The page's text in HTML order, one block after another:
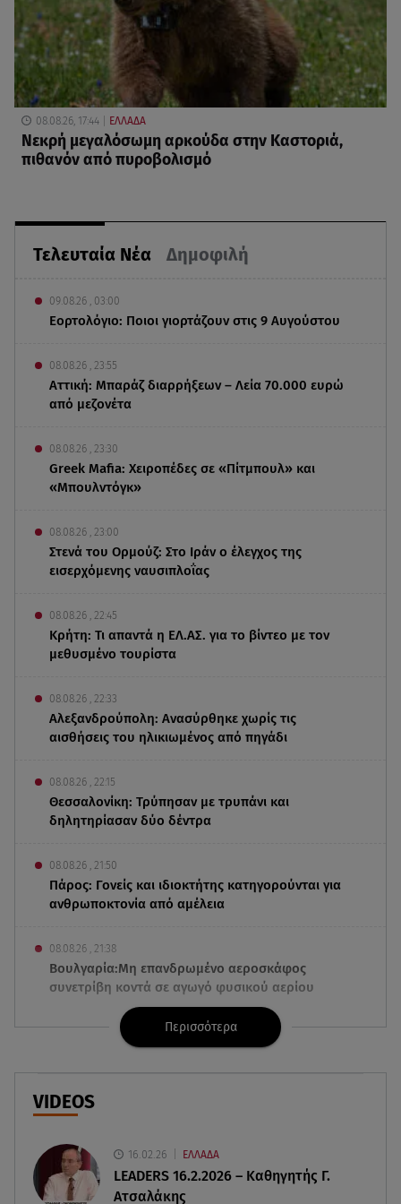
Τελευταία Νέα Δημοφιλή
09.08.26 , 03:00
Εορτολόγιο: Ποιοι γιορτάζουν στις 9 Αυγούστου
08.08.26 , 23:55
Αττική: Μπαράζ διαρρήξεων – Λεία 70.000 ευρώ
από μεζονέτα
08.08.26 , 23:30
Greek Mafia: Χειροπέδες σε «Πίτμπουλ» και
«Μπουλντόγκ»
08.08.26 , 23:00
Στενά του Ορμούζ: Στο Ιράν ο έλεγχος της
εισερχόμενης ναυσιπλοΐας
08.08.26 , 22:45
Κρήτη: Τι απαντά η ΕΛ.ΑΣ. για το βίντεο με τον
μεθυσμένο τουρίστα
08.08.26 , 22:33
Αλεξανδρούπολη: Ανασύρθηκε χωρίς τις
αισθήσεις του ηλικιωμένος από πηγάδι
08.08.26 , 22:15
Θεσσαλονίκη: Τρύπησαν με τρυπάνι και
δηλητηρίασαν δύο δέντρα
08.08.26 , 21:50
Πάρος: Γονείς και ιδιοκτήτης κατηγορούνται για
ανθρωποκτονία από αμέλεια
08.08.26 , 21:38
Βουλγαρία:Μη επανδρωμένο αεροσκάφος
συνετρίβη κοντά σε αγωγό φυσικού αερίου
08.08.26 , 21:32
Φωτιά στην Αττικοβοιωτία: Ενέργεια ίση με έξι
ατομικές βόμβες
08.08.26 , 21:20
από τη νέα συμμαχία
08.08.26 , 19:19
Περισσότερα
VIDEOS
16.02.26 ΕΛΛΑΔΑ
LEADERS 16.2.2026 – Καθηγητής Γ.
Ατσαλάκης
08.08.26, 17:44 ΕΛΛΑΔΑ
Νεκρή μεγαλόσωμη αρκούδα στην Καστοριά,
πιθανόν από πυροβολισμό